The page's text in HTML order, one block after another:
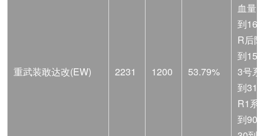
重武装敢达改(EW) 2231 1200 53.79%
血量
到
R后
到150
3号
到310
R1系
到90